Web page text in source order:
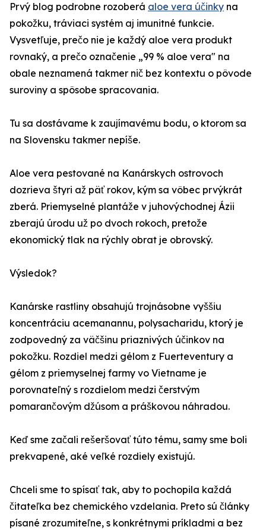
Prvý blog podrobne rozoberá aloe vera účinky na
pokožku, tráviaci systém aj imunitné funkcie.
Vysvetľuje, prečo nie je každý aloe vera produkt
rovnaký, a prečo označenie „99 % aloe vera" na
obale neznamená takmer nič bez kontextu o pôvode
suroviny a spôsobe spracovania.
Tu sa dostávame k zaujímavému bodu, o ktorom sa
na Slovensku takmer nepíše.
Aloe vera pestované na Kanárskych ostrovoch
dozrieva štyri až päť rokov, kým sa vôbec prvýkrát
zberá. Priemyselné plantáže v juhovýchodnej Ázii
zberajú úrodu už po dvoch rokoch, pretože
ekonomický tlak na rýchly obrat je obrovský.
Výsledok?
Kanárske rastliny obsahujú trojnásobne vyššiu
koncentráciu acemanannu, polysacharidu, ktorý je
zodpovedný za väčšinu priaznivých účinkov na
pokožku. Rozdiel medzi gélom z Fuerteventury a
gélom z priemyselnej farmy vo Vietname je
porovnateľný s rozdielom medzi čerstvým
pomarančovým džúsom a práškovou náhradou.
Keď sme začali rešeršovať túto tému, samy sme boli
prekvapené, aké veľké rozdiely existujú.
Chceli sme to spísať tak, aby to pochopila každá
čitateľka bez chemického vzdelania. Preto sú články
písané zrozumiteľne, s konkrétnymi príkladmi a bez